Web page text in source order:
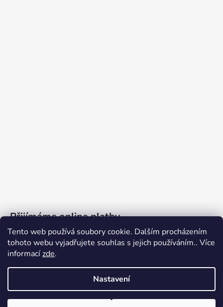
Tento web používá soubory cookie. Dalším procházením
tohoto webu vyjadřujete souhlas s jejich používáním.. Více
informacízde.
Nastavení
Přijímáme online platby
Vytvořil Shoptet
Copyright 2026Ennyroom. Všechna práva vyhrazena.